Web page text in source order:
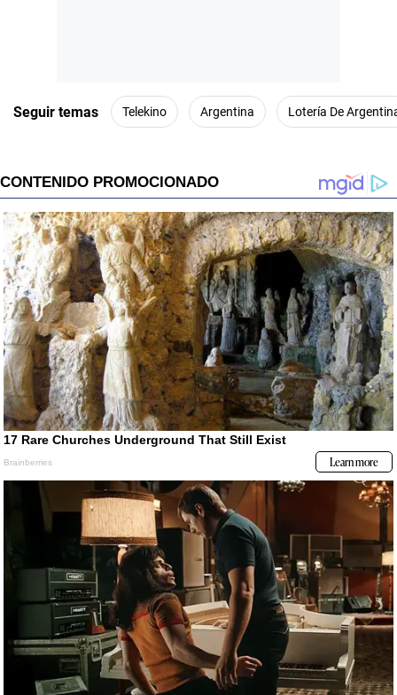
Seguir temas Telekino Argentina Lotería De